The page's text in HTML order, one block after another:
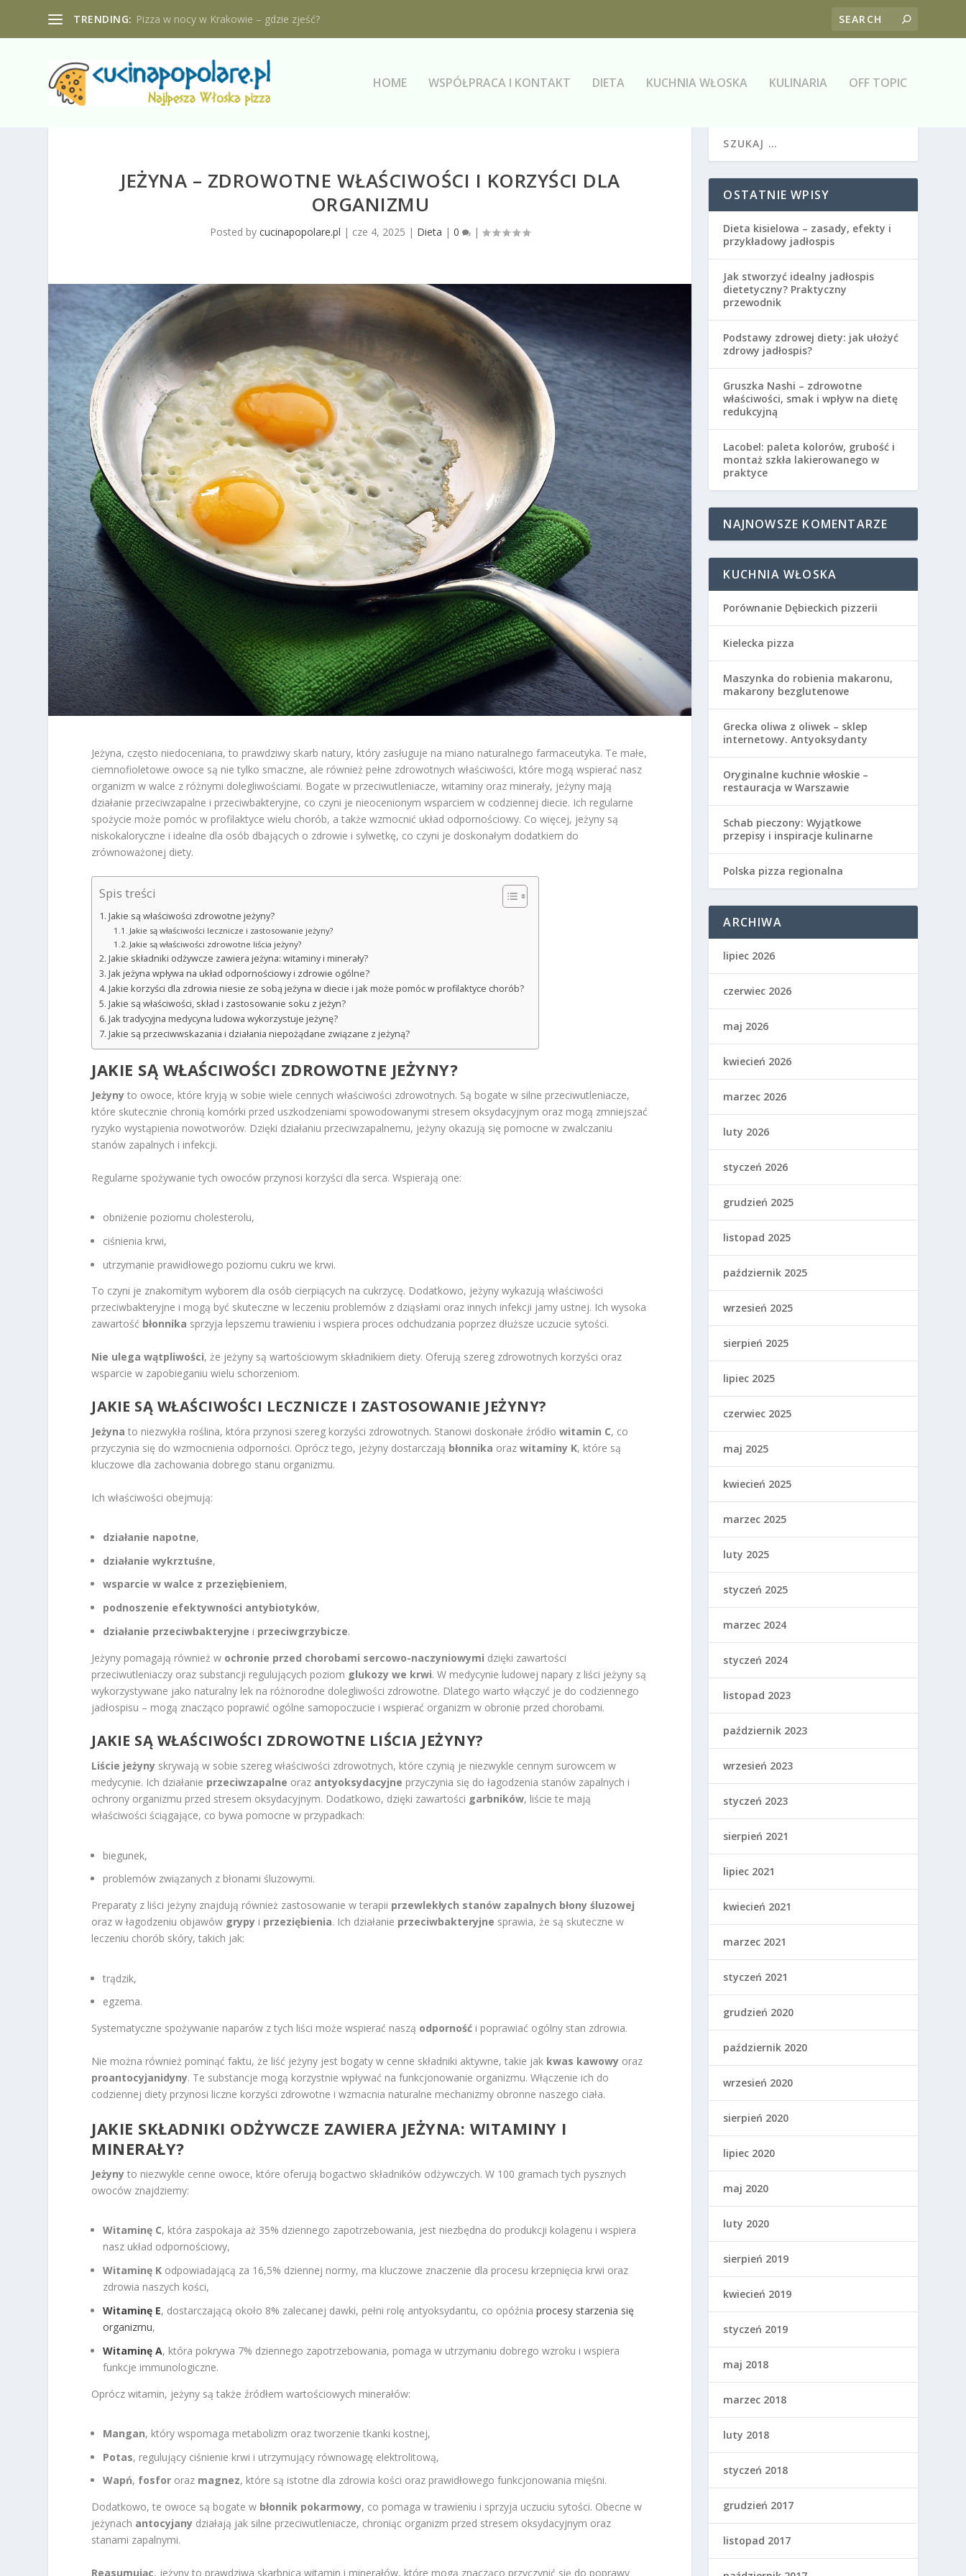
TRENDING: Pizza w nocy w Krakowie – gdzie zjeść?
HOME WSPÓŁPRACA I KONTAKT DIETA KUCHNIA WŁOSKA KULINARIA OFF TOPIC
JEŻYNA – ZDROWOTNE WŁAŚCIWOŚCI I KORZYŚCI DLA
ORGANIZMU
Posted bycucinapopolare.pl | cze 4, 2025 | Dieta |0 |
Jeżyna, często niedoceniana, to prawdziwy skarb natury, który zasługuje na miano naturalnego farmaceutyka. Te małe,
ciemnofioletowe owoce są nie tylko smaczne, ale również pełne zdrowotnych właściwości, które mogą wspierać nasz
organizm w walce z różnymi dolegliwościami. Bogate w przeciwutleniacze, witaminy oraz minerały, jeżyny mają
działanie przeciwzapalne i przeciwbakteryjne, co czyni je nieocenionym wsparciem w codziennej diecie. Ich regularne
spożycie może pomóc w profilaktyce wielu chorób, a także wzmocnić układ odpornościowy. Co więcej, jeżyny są
niskokaloryczne i idealne dla osób dbających o zdrowie i sylwetkę, co czyni je doskonałym dodatkiem do
zrównoważonej diety.
Spis treści
Jakie są właściwości zdrowotne jeżyny?
Jakie są właściwości lecznicze i zastosowanie jeżyny?
Jakie są właściwości zdrowotne liścia jeżyny?
Jakie składniki odżywcze zawiera jeżyna: witaminy i minerały?
Jak jeżyna wpływa na układ odpornościowy i zdrowie ogólne?
Jakie korzyści dla zdrowia niesie ze sobą jeżyna w diecie i jak może pomóc w profilaktyce chorób?
Jakie są właściwości, skład i zastosowanie soku z jeżyn?
Jak tradycyjna medycyna ludowa wykorzystuje jeżynę?
Jakie są przeciwwskazania i działania niepożądane związane z jeżyną?
JAKIE SĄ WŁAŚCIWOŚCI ZDROWOTNE JEŻYNY?
Jeżyny to owoce, które kryją w sobie wiele cennych właściwości zdrowotnych. Są bogate w silne przeciwutleniacze,
które skutecznie chronią komórki przed uszkodzeniami spowodowanymi stresem oksydacyjnym oraz mogą zmniejszać
ryzyko wystąpienia nowotworów. Dzięki działaniu przeciwzapalnemu, jeżyny okazują się pomocne w zwalczaniu
stanów zapalnych i infekcji.
Regularne spożywanie tych owoców przynosi korzyści dla serca. Wspierają one:
obniżenie poziomu cholesterolu,
ciśnienia krwi,
utrzymanie prawidłowego poziomu cukru we krwi.
To czyni je znakomitym wyborem dla osób cierpiących na cukrzycę. Dodatkowo, jeżyny wykazują właściwości
przeciwbakteryjne i mogą być skuteczne w leczeniu problemów z dziąsłami oraz innych infekcji jamy ustnej. Ich wysoka
zawartość błonnika sprzyja lepszemu trawieniu i wspiera proces odchudzania poprzez dłuższe uczucie sytości.
Nie ulega wątpliwości, że jeżyny są wartościowym składnikiem diety. Oferują szereg zdrowotnych korzyści oraz
wsparcie w zapobieganiu wielu schorzeniom.
JAKIE SĄ WŁAŚCIWOŚCI LECZNICZE I ZASTOSOWANIE JEŻYNY?
Jeżyna to niezwykła roślina, która przynosi szereg korzyści zdrowotnych. Stanowi doskonałe źródłowitamin C, co
przyczynia się do wzmocnienia odporności. Oprócz tego, jeżyny dostarczają błonnika orazwitaminy K, które są
kluczowe dla zachowania dobrego stanu organizmu.
Ich właściwości obejmują:
działanie napotne,
działanie wykrztuśne,
wsparcie w walce z przeziębieniem,
podnoszenie efektywności antybiotyków,
działanie przeciwbakteryjne i przeciwgrzybicze.
Jeżyny pomagają również w ochronie przed chorobami sercowo-naczyniowymi dzięki zawartości
przeciwutleniaczy oraz substancji regulujących poziom glukozy we krwi. W medycynie ludowej napary z liści jeżyny są
wykorzystywane jako naturalny lek na różnorodne dolegliwości zdrowotne. Dlatego warto włączyć je do codziennego
jadłospisu – mogą znacząco poprawić ogólne samopoczucie i wspierać organizm w obronie przed chorobami.
JAKIE SĄ WŁAŚCIWOŚCI ZDROWOTNE LIŚCIA JEŻYNY?
Liście jeżyny skrywają w sobie szereg właściwości zdrowotnych, które czynią je niezwykle cennym surowcem w
medycynie. Ich działanie przeciwzapalne oraz antyoksydacyjne przyczynia się do łagodzenia stanów zapalnych i
ochrony organizmu przed stresem oksydacyjnym. Dodatkowo, dzięki zawartości garbników, liście te mają
właściwości ściągające, co bywa pomocne w przypadkach:
biegunek,
problemów związanych z błonami śluzowymi.
Preparaty z liści jeżyny znajdują również zastosowanie w terapii przewlekłych stanów zapalnych błony śluzowej
oraz w łagodzeniu objawów grypy i przeziębienia. Ich działanie przeciwbakteryjne sprawia, że są skuteczne w
leczeniu chorób skóry, takich jak:
trądzik,
egzema.
Systematyczne spożywanie naparów z tych liści może wspierać naszą odporność i poprawiać ogólny stan zdrowia.
Nie można również pominąć faktu, że liść jeżyny jest bogaty w cenne składniki aktywne, takie jak kwas kawowy oraz
proantocyjanidyny. Te substancje mogą korzystnie wpływać na funkcjonowanie organizmu. Włączenie ich do
codziennej diety przynosi liczne korzyści zdrowotne i wzmacnia naturalne mechanizmy obronne naszego ciała.
JAKIE SKŁADNIKI ODŻYWCZE ZAWIERA JEŻYNA: WITAMINY I
MINERAŁY?
Jeżyny to niezwykle cenne owoce, które oferują bogactwo składników odżywczych. W 100 gramach tych pysznych
owoców znajdziemy:
Witaminę C, która zaspokaja aż 35% dziennego zapotrzebowania, jest niezbędna do produkcji kolagenu i wspiera
nasz układ odpornościowy,
Witaminę K odpowiadającą za 16,5% dziennej normy, ma kluczowe znaczenie dla procesu krzepnięcia krwi oraz
zdrowia naszych kości,
Witaminę E, dostarczającą około 8% zalecanej dawki, pełni rolę antyoksydantu, co opóźniaprocesy starzenia się
organizmu,
Witaminę A, która pokrywa 7% dziennego zapotrzebowania, pomaga w utrzymaniu dobrego wzroku i wspiera
funkcje immunologiczne.
Oprócz witamin, jeżyny są także źródłem wartościowych minerałów:
Mangan, który wspomaga metabolizm oraz tworzenie tkanki kostnej,
Potas, regulujący ciśnienie krwi i utrzymujący równowagę elektrolitową,
Wapń, fosfor oraz magnez, które są istotne dla zdrowia kości oraz prawidłowego funkcjonowania mięśni.
Dodatkowo, te owoce są bogate w błonnik pokarmowy, co pomaga w trawieniu i sprzyja uczuciu sytości. Obecne w
jeżynach antocyjany działają jak silne przeciwutleniacze, chroniąc organizm przed stresem oksydacyjnym oraz
stanami zapalnymi.
Reasumując, jeżyny to prawdziwa skarbnica witamin i minerałów, które mogą znacząco przyczynić się do poprawy
OSTATNIE WPISY
Dieta kisielowa – zasady, efekty i
przykładowy jadłospis
Jak stworzyć idealny jadłospis
dietetyczny? Praktyczny
przewodnik
Podstawy zdrowej diety: jak ułożyć
zdrowy jadłospis?
Gruszka Nashi – zdrowotne
właściwości, smak i wpływ na dietę
redukcyjną
Lacobel: paleta kolorów, grubość i
montaż szkła lakierowanego w
praktyce
NAJNOWSZE KOMENTARZE
KUCHNIA WŁOSKA
Porównanie Dębieckich pizzerii
Kielecka pizza
Maszynka do robienia makaronu,
makarony bezglutenowe
Grecka oliwa z oliwek – sklep
internetowy. Antyoksydanty
Oryginalne kuchnie włoskie –
restauracja w Warszawie
Schab pieczony: Wyjątkowe
przepisy i inspiracje kulinarne
Polska pizza regionalna
ARCHIWA
lipiec 2026
czerwiec 2026
maj 2026
kwiecień 2026
marzec 2026
luty 2026
styczeń 2026
grudzień 2025
listopad 2025
październik 2025
wrzesień 2025
sierpień 2025
lipiec 2025
czerwiec 2025
maj 2025
kwiecień 2025
marzec 2025
luty 2025
styczeń 2025
marzec 2024
styczeń 2024
listopad 2023
październik 2023
wrzesień 2023
styczeń 2023
sierpień 2021
lipiec 2021
kwiecień 2021
marzec 2021
styczeń 2021
grudzień 2020
październik 2020
wrzesień 2020
sierpień 2020
lipiec 2020
maj 2020
luty 2020
sierpień 2019
kwiecień 2019
styczeń 2019
maj 2018
marzec 2018
luty 2018
styczeń 2018
grudzień 2017
listopad 2017